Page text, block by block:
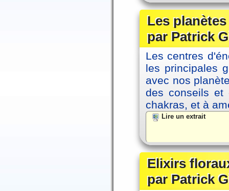
Les
par Patrick
Les centres
les principales
avec nos
des conseils et
chakras, et à
Lire un extrait
Elixirs
par Patrick